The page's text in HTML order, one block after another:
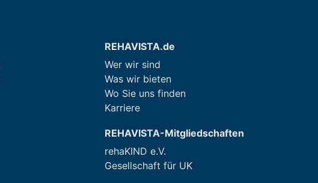
REHAVISTA.de
Wer wir sind
Was wir bieten
Wo Sie uns finden
Karriere
REHAVISTA-Mitgliedschaften
rehaKIND e.V.
Gesellschaft für UK